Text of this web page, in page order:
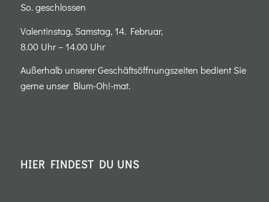
So. geschlossen
Valentinstag, Samstag, 14. Februar,
8.00 Uhr – 14.00 Uhr
Außerhalb unserer Geschäftsöffnungszeiten bedient Sie
gerne unser Blum-Oh!-mat.
HIER FINDEST DU UNS